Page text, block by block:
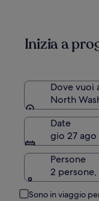
Inizia a
Dove vuoi
North
Date
gio 27
Persone
2 persone,
Sono in viaggio